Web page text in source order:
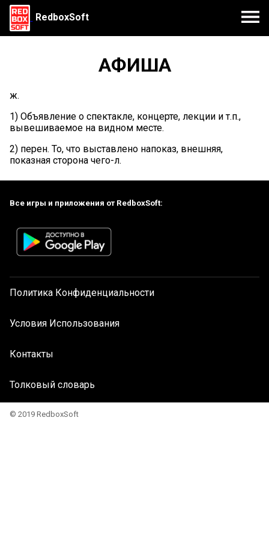
RedboxSoft
АФИША
ж.
1) Объявление о спектакле, концерте, лекции и т.п.,
вывешиваемое на видном месте.
2) перен. То, что выставлено напоказ, внешняя,
показная сторона чего-л.
Все игры и приложения от RedboxSoft:
Политика Конфиденциальности
Условия Использования
Контакты
Толковый словарь
© 2019 RedboxSoft